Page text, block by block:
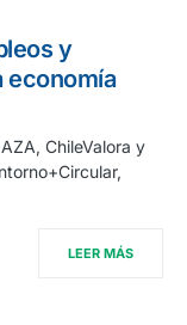
y
economía
ChileValora y
LEER MÁS